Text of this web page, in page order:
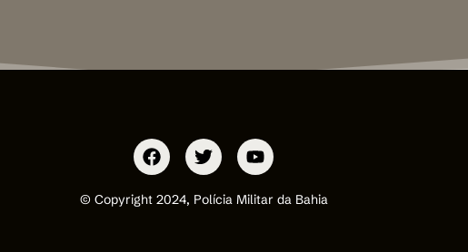
© Copyright 2024, Polícia Militar da Bahia